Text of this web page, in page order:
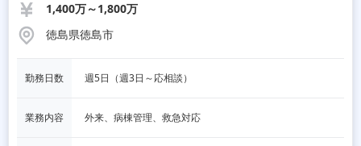
1,400万～1,800万
徳島県徳島市
勤務日数 週5日（週3日～応相談）
業務内容 外来、病棟管理、救急対応